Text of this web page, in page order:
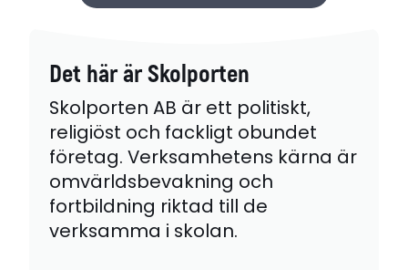
Det här är Skolporten
Skolporten AB är ett politiskt,
religiöst och fackligt obundet
företag. Verksamhetens kärna är
omvärldsbevakning och
fortbildning riktad till de
verksamma i skolan.